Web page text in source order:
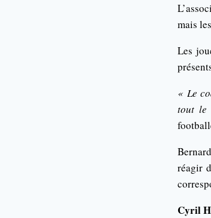
mais
Les
« Le
tout le
réagir
Cyril